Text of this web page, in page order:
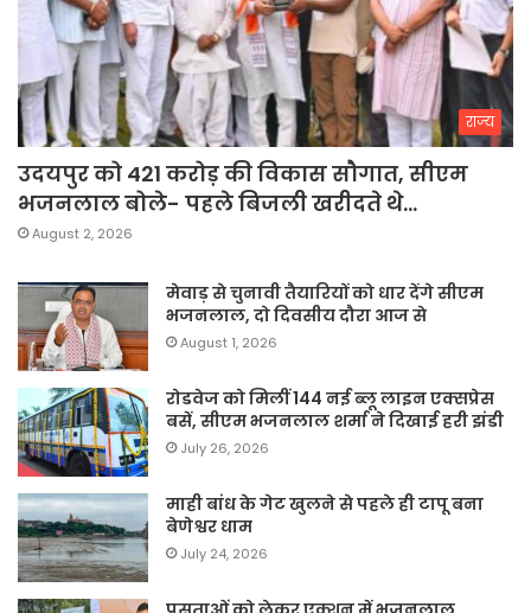
राज्य
उदयपुर को 421 करोड़ की विकास सौगात, सीएम
भजनलाल बोले- पहले बिजली खरीदते थे…
August 2, 2026
मेवाड़ से चुनावी तैयारियों को धार देंगे सीएम
भजनलाल, दो दिवसीय दौरा आज से
August 1, 2026
रोडवेज को मिलीं 144 नई ब्लू लाइन एक्सप्रेस
बसें, सीएम भजनलाल शर्मा ने दिखाई हरी झंडी
July 26, 2026
माही बांध के गेट खुलने से पहले ही टापू बना
बेणेश्वर धाम
July 24, 2026